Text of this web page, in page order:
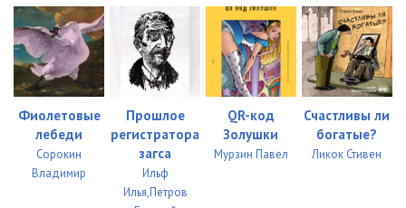
Фиолетовые
лебеди
Сорокин
Владимир
Прошлое
регистратора
загса
Ильф
Илья,Петров
QR-код
Золушки
Мурзин Павел
Счастливы ли
богатые?
Ликок Стивен